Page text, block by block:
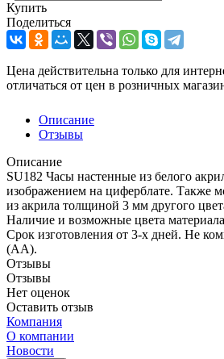
Купить
Поделиться
Цена действительна только для
отличаться от цен в розничных
Описание
Отзывы
Описание
SU182 Часы настенные из белого
изображением на циферблате. Также
из акрила толщиной 3 мм другого
Наличие и возможные цвета материала
Срок изготовления от 3-х дней. Не
(АА).
Отзывы
Отзывы
Нет оценок
Оставить отзыв
Компания
О компании
Новости